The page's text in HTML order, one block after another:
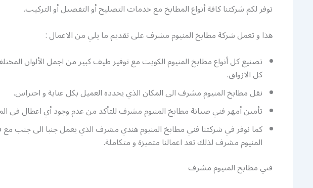
توفر لكم شركتنا كافة أنواع المطابخ مع خدمات التصليح أو التفصيل أو التركيب.
هذا و تعمل شركة مطابخ المنيوم مشرف على تقديم ما يلي من الاعمال :
تصنيع كل أنواع مطابخ المنيوم الكويت مع توفير طيف كبير من اجمل الألوان
كل الازواق.
نقل مطابخ المنيوم مشرف الى المكان الذي يحدده العميل بكل عناية و احتراس.
تأمين أمهر فني صيانة مطابخ المنيوم مشرف للتأكد من عدم وجود أي اعطال في
كما نوفر في شركتنا فني مطابخ المنيوم هندي مشرف الذي يعمل جنبا الى جنب
المنيوم مشرف لذلك تعد اعمالنا متميزة و متكاملة.
فني مطابخ المنيوم مشرف